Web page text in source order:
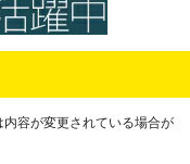
容が変更されている場合が